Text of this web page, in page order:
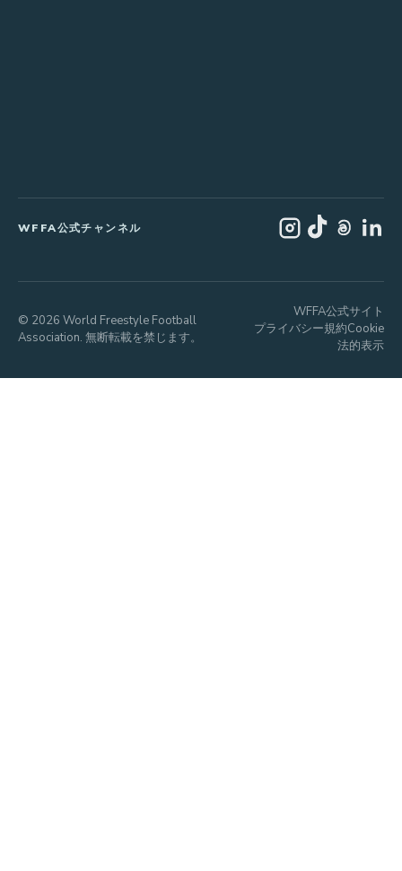
WFFA公式チャンネル
© 2026 World Freestyle Football
Association. 無断転載を禁じます。
WFFA公式サイト
プライバシー規約Cookie
法的表示